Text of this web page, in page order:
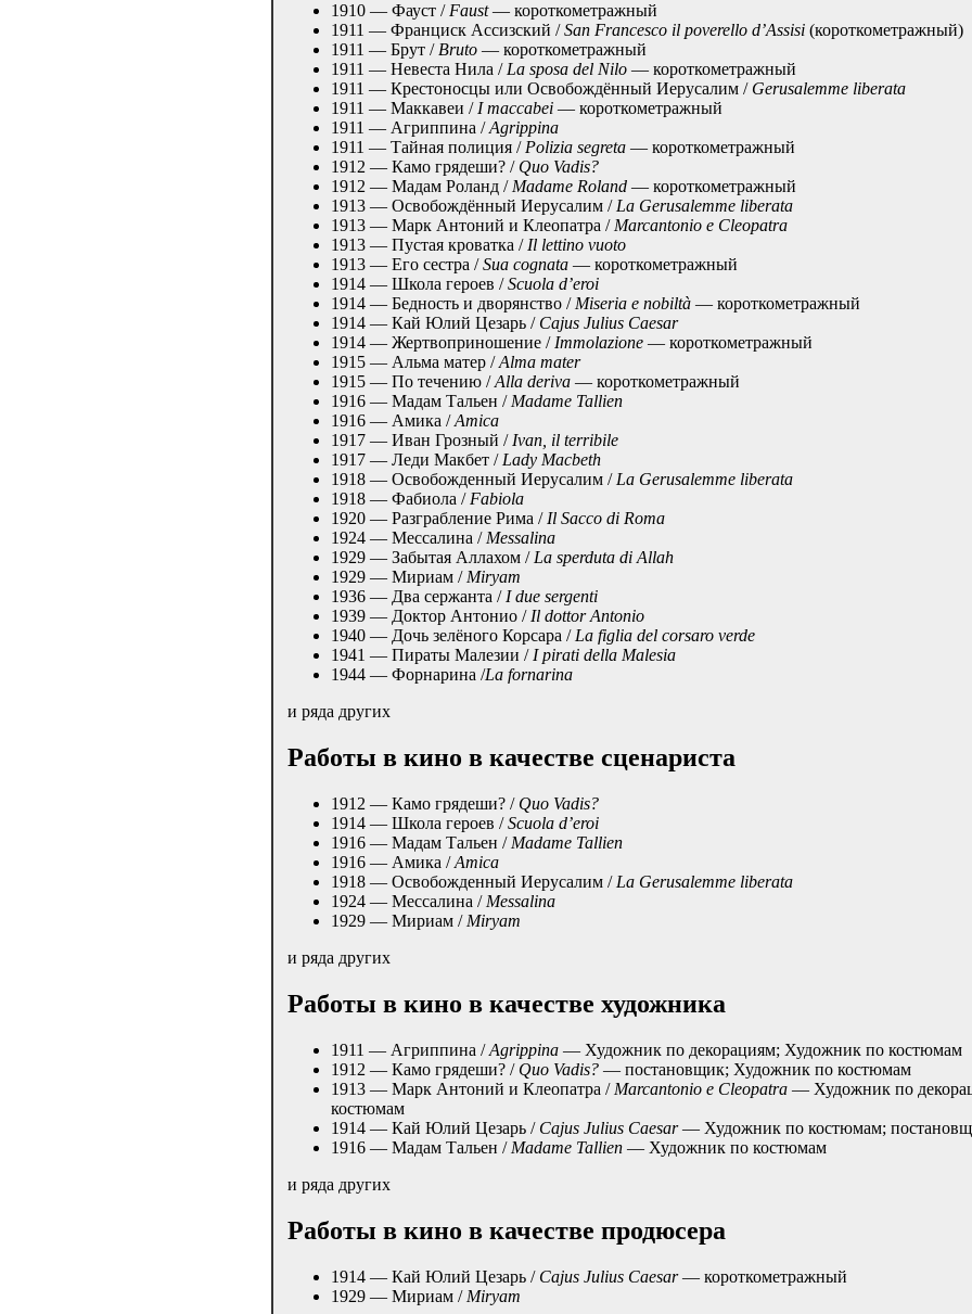
1910 — Фауст / Faust— короткометражный
1911 — Франциск Ассизский /San Francesco il poverello d’Assisi (короткометражный)
1911 — Брут / Bruto — короткометражный
1911 — Невеста Нила / La sposa del Nilo — короткометражный
1911 — Крестоносцы или Освобождённый Иерусалим / Gerusalemme liberata
1911 — Маккавеи / I maccabei — короткометражный
1911 — Агриппина /Agrippina
1911 — Тайная полиция / Polizia segreta — короткометражный
1912 — Камо грядеши? / Quo Vadis?
1912 — Мадам Роланд / Madame Roland — короткометражный
1913 — Освобождённый Иерусалим / La Gerusalemme liberata
1913 — Марк Антоний и Клеопатра / Marcantonio e Cleopatra
1913 — Пустая кроватка / Il lettino vuoto
1913 — Его сестра /Sua cognata — короткометражный
1914 — Школа героев /Scuola d’eroi
1914 — Бедность и дворянство / Miseria e nobiltà — короткометражный
1914 — Кай Юлий Цезарь / Cajus Julius Caesar
1914 — Жертвоприношение / Immolazione — короткометражный
1915 — Альма матер /Alma mater
1915 — По течению /Alla deriva — короткометражный
1916 — Мадам Тальен / Madame Tallien
1916 — Амика /Amica
1917 — Иван Грозный / Ivan, il terribile
1917 — Леди Макбет / Lady Macbeth
1918 — Освобожденный Иерусалим / La Gerusalemme liberata
1918 — Фабиола / Fabiola
1920 — Разграбление Рима / Il Sacco di Roma
1924 — Мессалина / Messalina
1929 — Забытая Аллахом / La sperduta di Allah
1929 — Мириам / Miryam
1936 — Два сержанта / I due sergenti
1939 — Доктор Антонио / Il dottor Antonio
1940 — Дочь зелёного Корсара / La figlia del corsaro verde
1941 — Пираты Малезии / I pirati della Malesia
1944 — Форнарина /La fornarina
и ряда других
Работы в кино в качестве сценариста
1912 — Камо грядеши? / Quo Vadis?
1914 — Школа героев /Scuola d’eroi
1916 — Мадам Тальен / Madame Tallien
1916 — Амика /Amica
1918 — Освобожденный Иерусалим / La Gerusalemme liberata
1924 — Мессалина / Messalina
1929 — Мириам / Miryam
и ряда других
Работы в кино в качестве художника
1911 — Агриппина /Agrippina — Художник по декорациям; Художник по костюмам
1912 — Камо грядеши? / Quo Vadis? — постановщик; Художник по костюмам
1913 — Марк Антоний и Клеопатра / Marcantonio e Cleopatra — Художник по
костюмам
1914 — Кай Юлий Цезарь / Cajus Julius Caesar— Художник по костюмам;
1916 — Мадам Тальен / Madame Tallien — Художник по костюмам
и ряда других
Работы в кино в качестве продюсера
1914 — Кай Юлий Цезарь / Cajus Julius Caesar— короткометражный
1929 — Мириам / Miryam